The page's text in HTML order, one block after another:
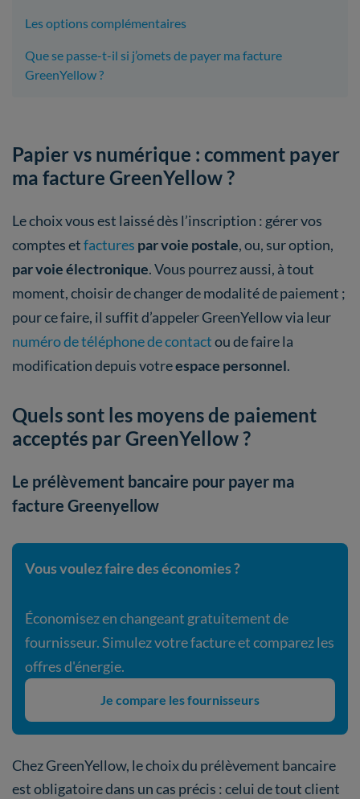
Les options complémentaires
Que se passe-t-il si j’omets de payer ma facture
GreenYellow ?
Papier vs numérique : comment payer
ma facture GreenYellow ?
Le choix vous est laissé dès l’inscription : gérer vos
comptes etfactures par voie postale, ou, sur option,
par voie électronique. Vous pourrez aussi, à tout
moment, choisir de changer de modalité de paiement ;
pour ce faire, il suffit d’appeler GreenYellow via leur
numéro de téléphone de contactou de faire la
modification depuis votreespace personnel.
Quels sont les moyens de paiement
acceptés par GreenYellow ?
Le prélèvement bancaire pour payer ma
facture Greenyellow
Vous voulez faire des économies ?
Économisez en changeant gratuitement de
fournisseur. Simulez votre facture et comparez les
offres d'énergie.
Je compare les fournisseurs
Chez GreenYellow, le choix du prélèvement bancaire
est obligatoire dans un cas précis : celui de tout client